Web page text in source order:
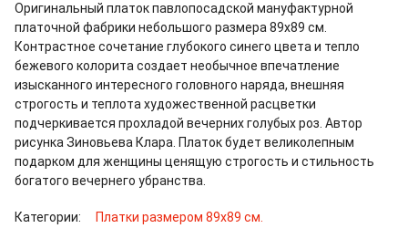
Оригинальный платок павлопосадской мануфактурной
платочной фабрики небольшого размера 89х89 см.
Контрастное сочетание глубокого синего цвета и тепло
бежевого колорита создает необычное впечатление
изысканного интересного головного наряда, внешняя
строгость и теплота художественной расцветки
подчеркивается прохладой вечерних голубых роз. Автор
рисунка Зиновьева Клара. Платок будет великолепным
подарком для женщины ценящую строгость и стильность
богатого вечернего убранства.
Категории: Платки размером 89х89 см.